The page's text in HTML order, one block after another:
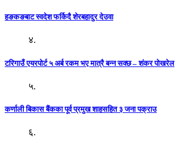
हङकङबाट स्वदेश फर्किदै शेरबहादुर देउवा
४.
टरिगाउँ एयरपोर्ट ५ अर्ब रकम भए मात्रै बन्न सक्छ – शंकर पोखरेल
५.
कर्णाली बिकास बैंकका पूर्व प्रमुख शाहसहित ३ जना पक्राउ
६.